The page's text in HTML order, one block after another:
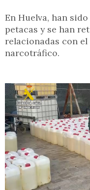
En Huelva, han
petacas y se han
relacionadas con
narcotráfico.